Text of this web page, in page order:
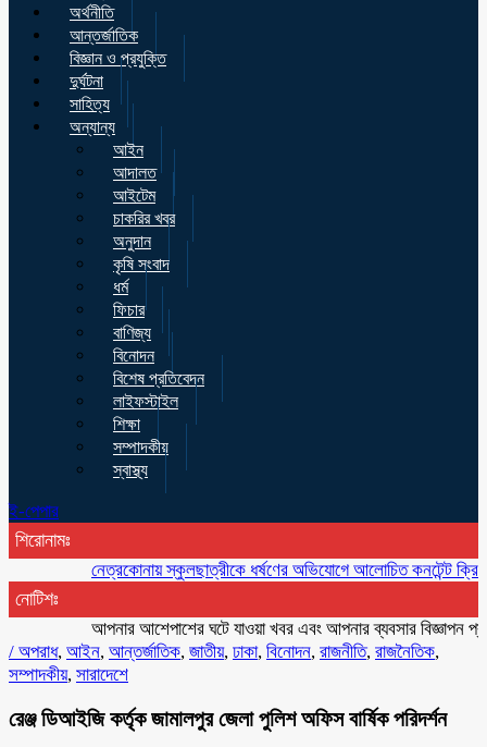
অর্থনীতি
আন্তর্জাতিক
বিজ্ঞান ও প্রযুক্তি
দুর্ঘটনা
সাহিত্য
অন্যান্য
আইন
আদালত
আইটেম
চাকরির খবর
অনুদান
কৃষি সংবাদ
ধর্ম
ফিচার
বাণিজ্য
বিনোদন
বিশেষ প্রতিবেদন
লাইফস্টাইল
শিক্ষা
সম্পাদকীয়
স্বাস্থ্য
ই-পেপার
শিরোনামঃ
নেত্রকোনায় স্কুলছাত্রীকে ধর্ষণের অভিযোগে আলোচিত কনটেন্ট ক্রিয়েটর
নোটিশঃ
আপনার আশেপাশের ঘটে যাওয়া খবর এবং আপনার ব্যবসার বিজ্ঞাপন
/ অপরাধ, আইন, আন্তর্জাতিক, জাতীয়, ঢাকা, বিনোদন, রাজনীতি, রাজনৈতিক,
সম্পাদকীয়, সারাদেশে
রেঞ্জ ডিআইজি কর্তৃক জামালপুর জেলা পুলিশ অফিস বার্ষিক পরিদর্শন